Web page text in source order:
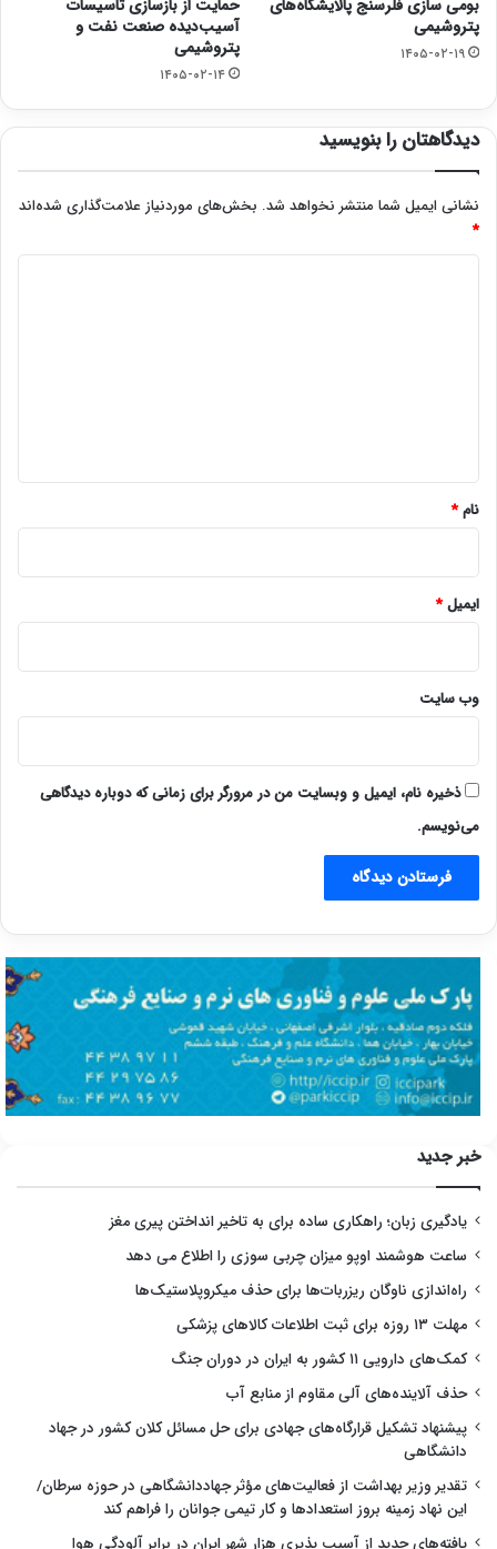
بومی سازی فلرسنج پالایشگاه‌‌های
پتروشیمی
۱۴۰۵-۰۲-۱۹
حمایت از بازسازی تاسیسات
آسیب‌دیده صنعت نفت و
پتروشیمی
۱۴۰۵-۰۲-۱۴
دیدگاهتان را بنویسید
نشانی ایمیل شما منتشر نخواهد شد. بخش‌های موردنیاز علامت‌گذاری شده‌اند
*
نام*
ایمیل*
وب‌ سایت
ذخیره نام، ایمیل و وبسایت من در مرورگر برای زمانی که دوباره دیدگاهی
می‌نویسم.
خبر جدید
یادگیری زبان؛ راهکاری ساده برای به تاخیر انداختن پیری مغز
ساعت هوشمند اوپو میزان چربی سوزی را اطلاع می دهد
راه‌اندازی ناوگان ریزربات‌ها برای حذف میکروپلاستیک‌ها
مهلت ۱۳ روزه برای ثبت اطلاعات کالاهای پزشکی
کمک‌های دارویی ۱۱ کشور به ایران در دوران جنگ
حذف آلاینده‌های آلی مقاوم از منابع آب
پیشنهاد تشکیل قرارگاه‌های جهادی برای حل مسائل کلان کشور در جهاد
دانشگاهی
تقدیر وزیر بهداشت از فعالیت‌های مؤثر جهاددانشگاهی در حوزه سرطان/
این نهاد زمینه بروز استعدادها و کار تیمی جوانان را فراهم کند
یافته‌های جدید از آسیب پذیری هزار شهر ایران در برابر آلودگی هوا